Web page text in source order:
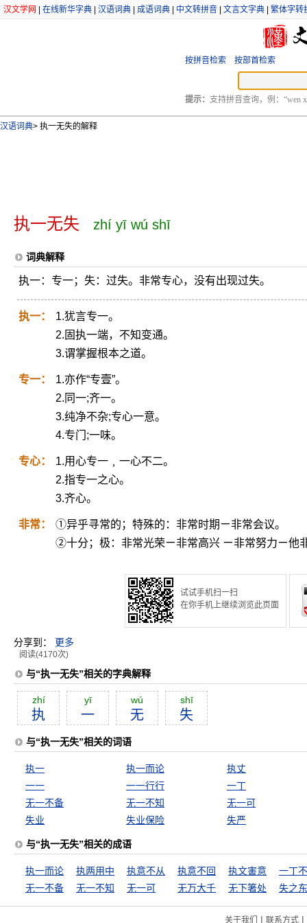
汉文学网 在线新华字典 汉语词典 成语词典 中文转拼音 文言文字典 繁体字转
按拼音检索 按部首检索
提示： 支持拼音查询，例：“wen
汉语词典> 执一无失的解释
执一无失 zhí yī wú shī
词典解释
执一：专一；失：过失。非常专心，没有出现过失。
执一：
1.犹言专一。
2.固执一端，不知变通。
3.谓掌握根本之道。
专一：
1.亦作“专壹”。
2.同一;齐一。
3.纯净不杂;专心一意。
4.专门;一味。
专心：
1.用心专一﹐一心不二。
2.指专一之心。
3.齐心。
非常：
①异乎寻常的；特殊的：非常时期ㄧ非常会议。
②十分；极：非常光荣ㄧ非常高兴 ㄧ非常努力ㄧ他
试试手机扫一扫
在你手机上继续浏览此页面
分享到： 更多
阅读(4170次)
与“执一无失”相关的字典解释
zhí
执
yī
一
wú
无
shī
失
与“执一无失”相关的词语
执一 执一而论
执丈
一一
一一行行
一丁
无一不备
无一不知
无一可
失业
失业保险 失严
与“执一无失”相关的成语
执一而论 执两用中 执意不从 执意不回 执文害意
一丁
无一不备
无一不知 无一可 无万大千 无下箸处 失之
关于我们 | 联系方式|